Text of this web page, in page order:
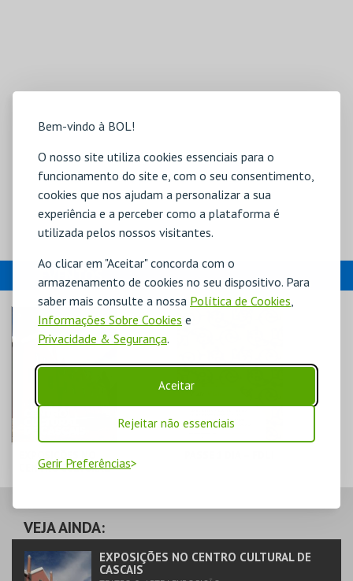
Bem-vindo à BOL!
O nosso site utiliza cookies essenciais para o
funcionamento do site e, com o seu consentimento,
cookies que nos ajudam a personalizar a sua
experiência e a perceber como a plataforma é
utilizada pelos nossos visitantes.
Ao clicar em "Aceitar" concorda com o
armazenamento de cookies no seu dispositivo. Para
saber mais consulte a nossa Política de Cookies
Informações Sobre Cookies e
Privacidade & Segurança.
Aceitar
Rejeitar não essenciais
Gerir Preferências
EVENTOS
EXPOSIÇÕES NO
CENTRO CULTURAL
CENTRO CULTURAL
CASCAIS
MAIS INFO
CENTRO CULTURAL
MAIS INFO
VEJA AINDA:
EXPOSIÇÕES NO CENTRO CULTURAL DE
CASCAIS